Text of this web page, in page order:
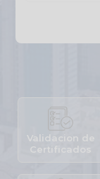
Validacion de
Certificados